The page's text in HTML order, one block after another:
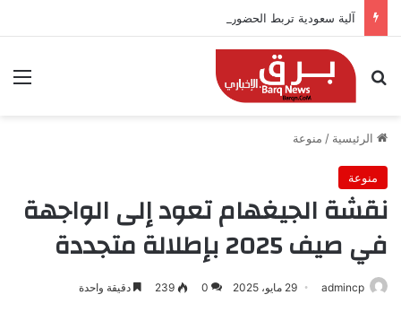
آلية سعودية تربط الحضور باجتياز الدورات
بحث عن
الرئيسية / منوعة
منوعة
نقشة الجيغهام تعود إلى الواجهة
في صيف 2025 بإطلالة متجددة
admincp 29 مايو، 2025 0
239 دقيقة واحدة